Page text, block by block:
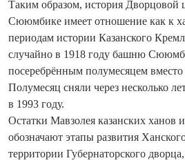
Таким образом, история Дворцовой
Сююмбике имеет отношение как к
периодам истории Казанского
случайно в 1918 году башню
посеребрённым полумесяцем вместо
Полумесяц сняли через несколько
в 1993 году.
Остатки Мавзолея казанских ханов
обозначают этапы развития
территории Губернаторского